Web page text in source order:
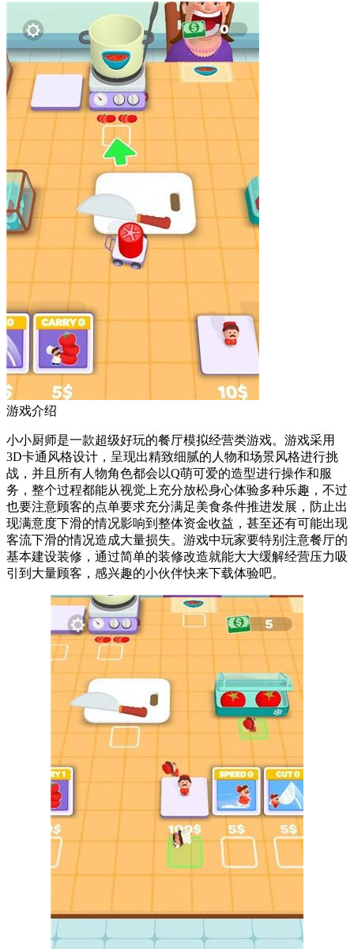
游戏介绍
小小厨师是一款超级好玩的餐厅模拟经营类游戏。游戏采用
3D卡通风格设计，呈现出精致细腻的人物和场景风格进行挑
战，并且所有人物角色都会以Q萌可爱的造型进行操作和服
务，整个过程都能从视觉上充分放松身心体验多种乐趣，不过
也要注意顾客的点单要求充分满足美食条件推进发展，防止出
现满意度下滑的情况影响到整体资金收益，甚至还有可能出现
客流下滑的情况造成大量损失。游戏中玩家要特别注意餐厅的
基本建设装修，通过简单的装修改造就能大大缓解经营压力吸
引到大量顾客，感兴趣的小伙伴快来下载体验吧。